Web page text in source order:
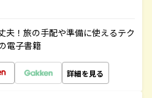
夫！旅の手配や準備に使えるテク
電子書籍
詳細を見る